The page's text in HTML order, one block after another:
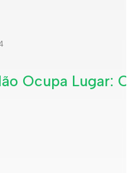
Ocupa Lugar: